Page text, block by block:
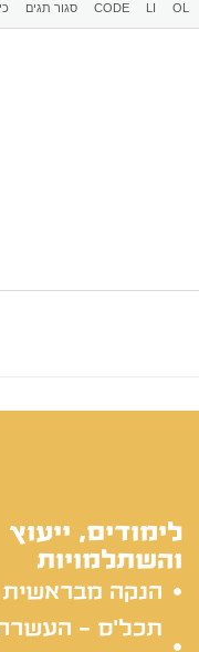
לימודים, ייעוץ
והשתלמויות
הנקה מבראשית
תכל'ס -